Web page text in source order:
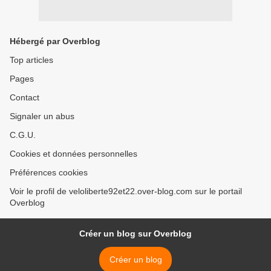
Hébergé par Overblog
Top articles
Pages
Contact
Signaler un abus
C.G.U.
Cookies et données personnelles
Préférences cookies
Voir le profil de veloliberte92et22.over-blog.com sur le portail
Overblog
Créer un blog sur Overblog
Créer un blog